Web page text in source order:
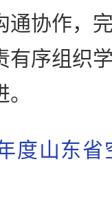
通协作，
有序组织
度山东